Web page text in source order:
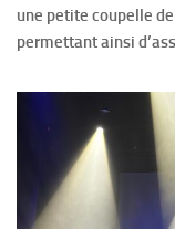
une petite coupelle
permettant ainsi